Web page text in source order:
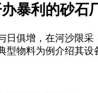
暴利的砂石
俱增，在河沙限
物料为例介绍其设